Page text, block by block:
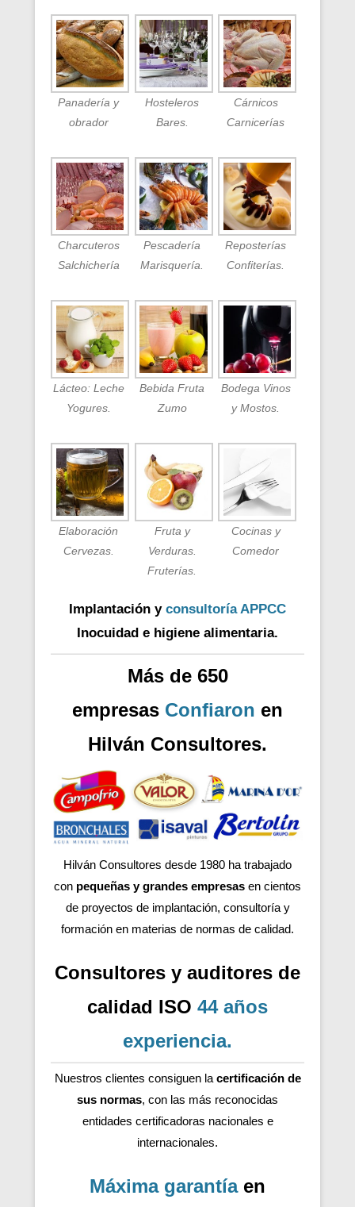
Panadería y
obrador
Hosteleros
Bares.
Cárnicos
Carnicerías
Charcuteros
Salchichería
Pescadería
Marisquería.
Reposterías
Confiterías.
Lácteo: Leche
Yogures.
Bebida Fruta
Zumo
Bodega Vinos
y Mostos.
Elaboración
Cervezas.
Fruta y
Verduras.
Fruterías.
Cocinas y
Comedor
Implantación y consultoría APPCC
Inocuidad e higiene alimentaria.
Más de 650
empresas Confiaron en
Hilván Consultores.
Hilván Consultores desde 1980 ha trabajado
con pequeñas y grandes empresas en cientos
de proyectos de implantación, consultoría y
formación en materias de normas de calidad.
Consultores y auditores de
calidad ISO 44 años
experiencia.
Nuestros clientes consiguen la certificación de
sus normas, con las más reconocidas
entidades certificadoras nacionales e
internacionales.
Máxima garantíaen